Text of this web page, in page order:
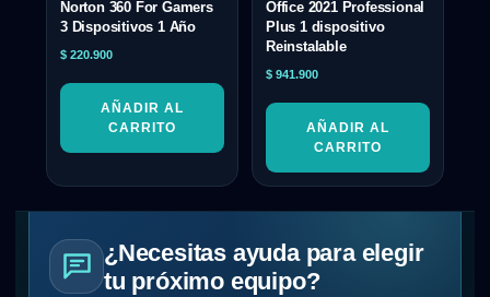
Norton 360 For Gamers
3 Dispositivos 1 Año
$ 220.900
AÑADIR AL
CARRITO
Office 2021 Professional
Plus 1 dispositivo
Reinstalable
$ 941.900
AÑADIR AL
CARRITO
¿Necesitas ayuda para elegir
tu próximo equipo?